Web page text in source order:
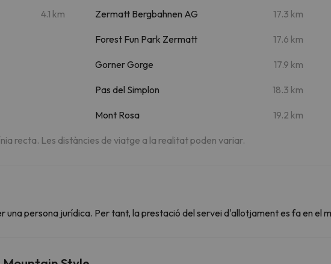
4.1 km Zermatt Bergbahnen AG 17.3 km
Forest Fun Park Zermatt 17.6 km
Gorner Gorge 17.9 km
Pas del Simplon 18.3 km
Mont Rosa 19.2 km
recta. Les distàncies de viatge a la realitat poden variar.
persona jurídica. Per tant, la prestació del servei d'allotjament es fa en el